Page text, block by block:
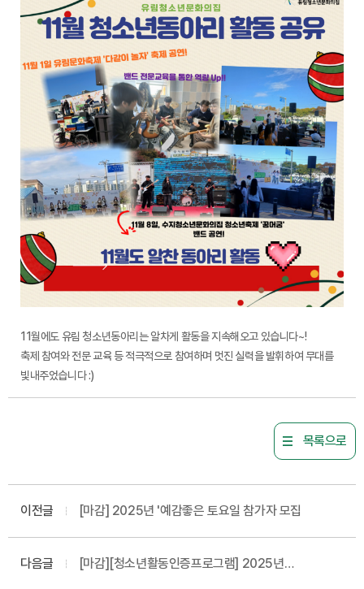
11월에도 유림 청소년동아리는 알차게 활동을 지속해오고 있습니다~!
축제 참여와 전문 교육등 적극적으로 참여하며 멋진 실력을 발휘하여 무대를
빛내주었습니다 :)
목록으로
이전글 [마감] 2025년 '예감좋은 토요일 참가자 모집
다음글
[마감][청소년활동인증프로그램] 2025년